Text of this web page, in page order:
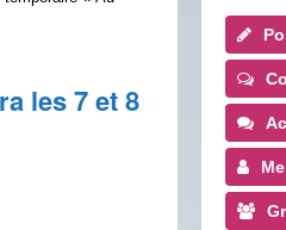
les 7 et 8